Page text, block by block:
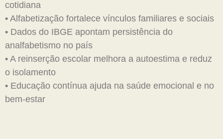
cotidiana
• Alfabetização fortalece vínculos familiares e sociais
• Dados do IBGE apontam persistência do
analfabetismo no país
• A reinserção escolar melhora a autoestima e reduz
o isolamento
• Educação contínua ajuda na saúde emocional e no
bem-estar